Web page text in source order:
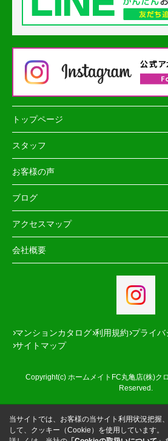
トップページ
スタッフ
お客様の声
ブログ
アクセスマップ
会社概要
マンションカタログ 利用規約 プライバ
サイトマップ
Copyright(c) ホームメイトFC丸亀店(株)ク
Reserved.
当サイトでは、お客様の当サイト利用状況把握
して、クッキー（Cookie）を使用しています。